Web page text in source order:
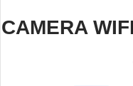
CAMERA